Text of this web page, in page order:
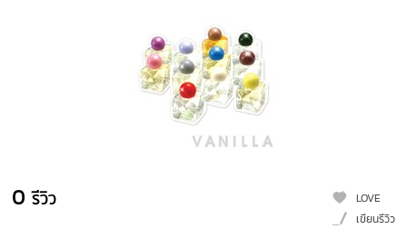
0 รีวิว
LOVE
เขียนรีวิว